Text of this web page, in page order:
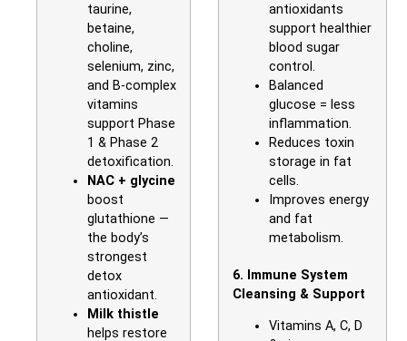
taurine,
betaine,
choline,
selenium, zinc,
and B-complex
vitamins
support Phase
1 & Phase 2
detoxification.
NAC + glycine
boost
glutathione —
the body’s
strongest
detox
antioxidant.
Milk thistle
helps restore
antioxidants
support healthier
blood sugar
control.
Balanced
glucose = less
inflammation.
Reduces toxin
storage in fat
cells.
Improves energy
and fat
metabolism.
6. Immune System
Cleansing & Support
Vitamins A, C, D